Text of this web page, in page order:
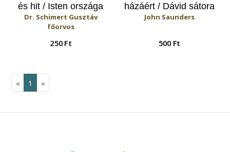
és hit / Isten országa
Dr. Schimert Gusztáv
főorvos
250 Ft
házáért / Dávid sátora
John Saunders
500 Ft
« 1 »